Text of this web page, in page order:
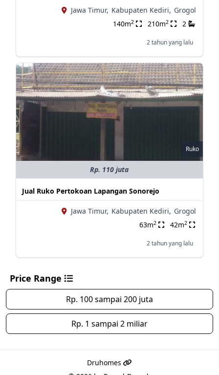
Jawa Timur, Kabupaten Kediri, Grogol
140m2 210m2 2
2 tahun yang lalu
Ruko
Rp. 110 juta
Jual Ruko Pertokoan Lapangan Sonorejo
Jawa Timur, Kabupaten Kediri, Grogol
63m2 42m2
2 tahun yang lalu
Price Range
Rp. 100 sampai 200 juta
Rp. 1 sampai 2 miliar
Druhomes